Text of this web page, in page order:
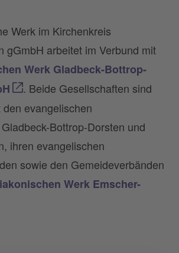
Werk im Kirchenkreis
gGmbH arbeitet im Verbund mit
Werk Gladbeck-Bottrop-
. Beide Gesellschaften sind
evangelischen
Bottrop-Dorsten und
ihren evangelischen
sowie den Gemeideverbänden
Werk Emscher-